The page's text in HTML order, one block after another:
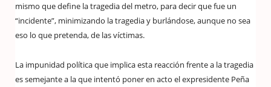
mismo que define la tragedia del metro, para decir que fue un
“incidente”, minimizando la tragedia y burlándose, aunque no sea
eso lo que pretenda, de las víctimas.
La impunidad política que implica esta reacción frente a la tragedia
es semejante a la que intentó poner en acto el expresidente Peña